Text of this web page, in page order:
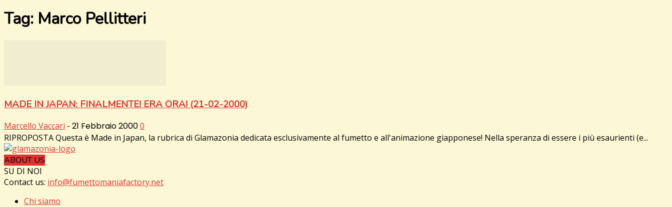
Tag: Marco Pellitteri
MADE IN JAPAN: FINALMENTE! ERA ORA! (21-02-2000)
Marcello Vaccari - 21 Febbraio 20000
RIPROPOSTA Questa è Made in Japan, la rubrica di Glamazonia dedicata esclusivamente al fumetto e all'animazione giapponese! Nella speranza di essere i più esaurienti (e...
ABOUT US
SU DI NOI
Contact us: info@fumettomaniafactory.net
Chi siamo